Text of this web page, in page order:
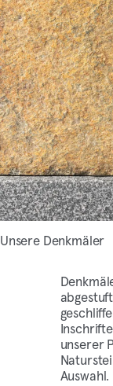
Unsere Denkmäler
unserer
Auswahl.